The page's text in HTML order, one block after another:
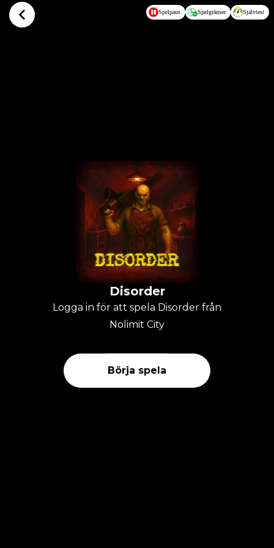
Hoppa till huvudinnehållet Spelpaus Spelgränser Självtest
Disorder
Logga in för att spela Disorder från
Nolimit City
Börja spela